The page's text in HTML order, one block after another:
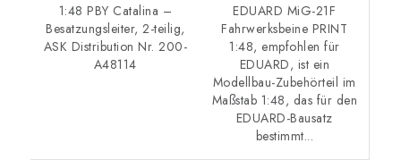
1:48 PBY Catalina –
Besatzungsleiter, 2-teilig,
ASK Distribution Nr. 200-
A48114
EDUARD MiG-21F
Fahrwerksbeine PRINT
1:48, empfohlen für
EDUARD, ist ein
Modellbau-Zubehörteil im
Maßstab 1:48, das für den
EDUARD-Bausatz
bestimmt...